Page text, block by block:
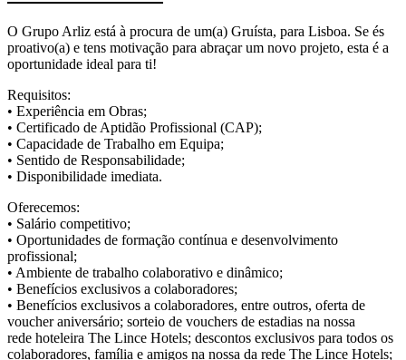
O Grupo Arliz está à procura de um(a) Gruísta, para Lisboa. Se és
proativo(a) e tens motivação para abraçar um novo projeto, esta é a
oportunidade ideal para ti!
Requisitos:
• Experiência em Obras;
• Certificado de Aptidão Profissional (CAP);
• Capacidade de Trabalho em Equipa;
• Sentido de Responsabilidade;
• Disponibilidade imediata.
Oferecemos:
• Salário competitivo;
• Oportunidades de formação contínua e desenvolvimento
profissional;
• Ambiente de trabalho colaborativo e dinâmico;
• Benefícios exclusivos a colaboradores;
• Benefícios exclusivos a colaboradores, entre outros, oferta de
voucher aniversário; sorteio de vouchers de estadias na nossa
rede hoteleira The Lince Hotels; descontos exclusivos para todos os
colaboradores, família e amigos na nossa da rede The Lince Hotels;